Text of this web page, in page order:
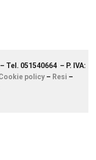
Tel. 051540664 – P. IVA:
policy – Resi –